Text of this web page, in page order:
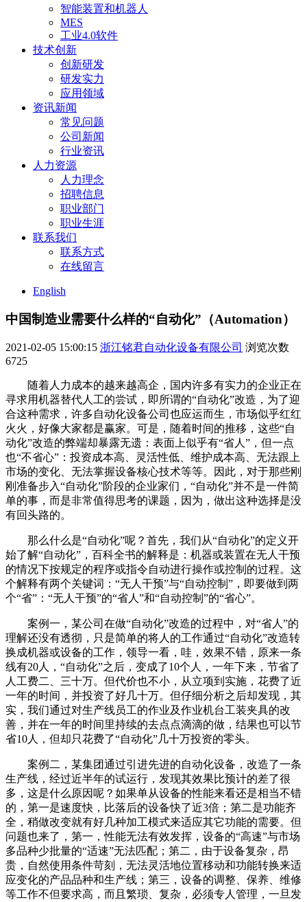
智能装置和机器人
MES
工业4.0软件
技术创新
创新研发
研发实力
应用领域
资讯新闻
常见问题
公司新闻
行业资讯
人力资源
人力理念
招聘信息
职业部门
职业生涯
联系我们
联系方式
在线留言
English
中国制造业需要什么样的“自动化”（Automation）
2021-02-05 15:00:15 浙江铭君自动化设备有限公司 浏览次数
6725
随着人力成本的越来越高企，国内许多有实力的企业正在
寻求用机器替代人工的尝试，即所谓的“自动化”改造，为了迎
合这种需求，许多自动化设备公司也应运而生，市场似乎红红
火火，好像大家都是赢家。可是，随着时间的推移，这些“自
动化”改造的弊端却暴露无遗：表面上似乎有“省人”，但一点
也“不省心”：投资成本高、灵活性低、维护成本高、无法跟上
市场的变化、无法掌握设备核心技术等等。因此，对于那些刚
刚准备步入“自动化”阶段的企业家们，“自动化”并不是一件简
单的事，而是非常值得思考的课题，因为，做出这种选择是没
有回头路的。
那么什么是“自动化”呢？首先，我们从“自动化”的定义开
始了解“自动化”，百科全书的解释是：机器或装置在无人干预
的情况下按规定的程序或指令自动进行操作或控制的过程。这
个解释有两个关键词：“无人干预”与“自动控制”，即要做到两
个“省”：“无人干预”的“省人”和“自动控制”的“省心”。
案例一，某公司在做“自动化”改造的过程中，对“省人”的
理解还没有透彻，只是简单的将人的工作通过“自动化”改造转
换成机器或设备的工作，领导一看，哇，效果不错，原来一条
线有20人，“自动化”之后，变成了10个人，一年下来，节省了
人工费二、三十万。但代价也不小，从立项到实施，花费了近
一年的时间，并投资了好几十万。但仔细分析之后却发现，其
实，我们通过对生产线员工的作业及作业机台工装夹具的改
善，并在一年的时间里持续的去点点滴滴的做，结果也可以节
省10人，但却只花费了“自动化”几十万投资的零头。
案例二，某集团通过引进先进的自动化设备，改造了一条
生产线，经过近半年的试运行，发现其效果比预计的差了很
多，这是什么原因呢？如果单从设备的性能来看还是相当不错
的，第一是速度快，比落后的设备快了近3倍；第二是功能齐
全，稍做改变就有好几种加工模式来适应其它功能的需要。但
问题也来了，第一，性能无法有效发挥，设备的“高速”与市场
多品种少批量的“适速”无法匹配；第二，由于设备复杂，昂
贵，自然使用条件苛刻，无法灵活地位置移动和功能转换来适
应变化的产品品种和生产线；第三，设备的调整、保养、维修
等工作不但要求高，而且繁琐、复杂，必须专人管理，一旦发